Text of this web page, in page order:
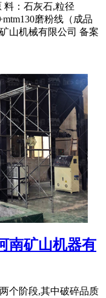
料：石灰石,粒径
磨粉线（成品
山机械有限公司 备案
南矿山机器有
个阶段,其中破碎品质